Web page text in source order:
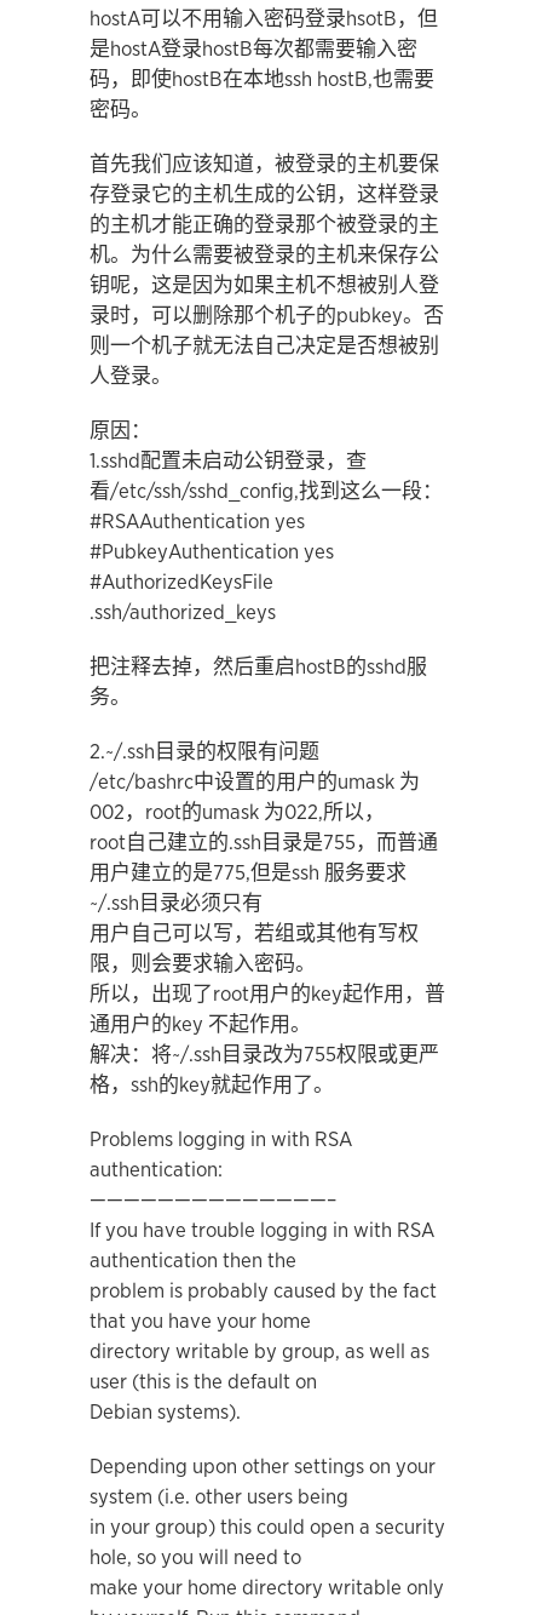
hostA可以不用输入密码登录hsotB，但
是hostA登录hostB每次都需要输入密
码，即使hostB在本地ssh hostB,也需要
密码。
首先我们应该知道，被登录的主机要保
存登录它的主机生成的公钥，这样登录
的主机才能正确的登录那个被登录的主
机。为什么需要被登录的主机来保存公
钥呢，这是因为如果主机不想被别人登
录时，可以删除那个机子的pubkey。否
则一个机子就无法自己决定是否想被别
人登录。
原因：
1.sshd配置未启动公钥登录，查
看/etc/ssh/sshd_config,找到这么一段：
#RSAAuthentication yes
#PubkeyAuthentication yes
#AuthorizedKeysFile
.ssh/authorized_keys
把注释去掉，然后重启hostB的sshd服
务。
2.~/.ssh目录的权限有问题
/etc/bashrc中设置的用户的umask 为
002，root的umask 为022,所以，
root自己建立的.ssh目录是755，而普通
用户建立的是775,但是ssh 服务要求
~/.ssh目录必须只有
用户自己可以写，若组或其他有写权
限，则会要求输入密码。
所以，出现了root用户的key起作用，普
通用户的key 不起作用。
解决：将~/.ssh目录改为755权限或更严
格，ssh的key就起作用了。
Problems logging in with RSA
authentication:
——————————————–
If you have trouble logging in with RSA
authentication then the
problem is probably caused by the fact
that you have your home
directory writable by group, as well as
user (this is the default on
Debian systems).
Depending upon other settings on your
system (i.e. other users being
in your group) this could open a security
hole, so you will need to
make your home directory writable only